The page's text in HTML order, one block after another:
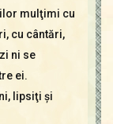
mulţimi cu
cu cântări,
ni se
ei.
lipsiţi şi